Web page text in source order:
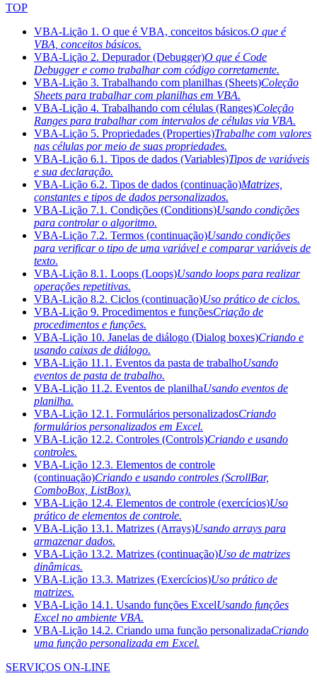
TOP
VBA-Lição 1. O que é VBA, conceitos básicos.O que é
VBA, conceitos básicos.
VBA-Lição 2. Depurador (Debugger)O que é Code
Debugger e como trabalhar com código corretamente.
VBA-Lição 3. Trabalhando com planilhas (Sheets)Coleção
Sheets para trabalhar com planilhas em VBA.
VBA-Lição 4. Trabalhando com células (Ranges)Coleção
Ranges para trabalhar com intervalos de células via VBA.
VBA-Lição 5. Propriedades (Properties)Trabalhe com valores
nas células por meio de suas propriedades.
VBA-Lição 6.1. Tipos de dados (Variables)Tipos de variáveis
e sua declaração.
VBA-Lição 6.2. Tipos de dados (continuação)Matrizes,
constantes e tipos de dados personalizados.
VBA-Lição 7.1. Condições (Conditions)Usando condições
para controlar o algoritmo.
VBA-Lição 7.2. Termos (continuação)Usando condições
para verificar o tipo de uma variável e comparar variáveis de
texto.
VBA-Lição 8.1. Loops (Loops)Usando loops para realizar
operações repetitivas.
VBA-Lição 8.2. Ciclos (continuação)Uso prático de ciclos.
VBA-Lição 9. Procedimentos e funçõesCriação de
procedimentos e funções.
VBA-Lição 10. Janelas de diálogo (Dialog boxes)Criando e
usando caixas de diálogo.
VBA-Lição 11.1. Eventos da pasta de trabalhoUsando
eventos de pasta de trabalho.
VBA-Lição 11.2. Eventos de planilhaUsando eventos de
planilha.
VBA-Lição 12.1. Formulários personalizadosCriando
formulários personalizados em Excel.
VBA-Lição 12.2. Controles (Controls)Criando e usando
controles.
VBA-Lição 12.3. Elementos de controle
(continuação)Criando e usando controles (ScrollBar,
ComboBox, ListBox).
VBA-Lição 12.4. Elementos de controle (exercícios)Uso
prático de elementos de controle.
VBA-Lição 13.1. Matrizes (Arrays)Usando arrays para
armazenar dados.
VBA-Lição 13.2. Matrizes (continuação)Uso de matrizes
dinâmicas.
VBA-Lição 13.3. Matrizes (Exercícios)Uso prático de
matrizes.
VBA-Lição 14.1. Usando funções ExcelUsando funções
Excel no ambiente VBA.
VBA-Lição 14.2. Criando uma função personalizadaCriando
uma função personalizada em Excel.
SERVIÇOS ON-LINE